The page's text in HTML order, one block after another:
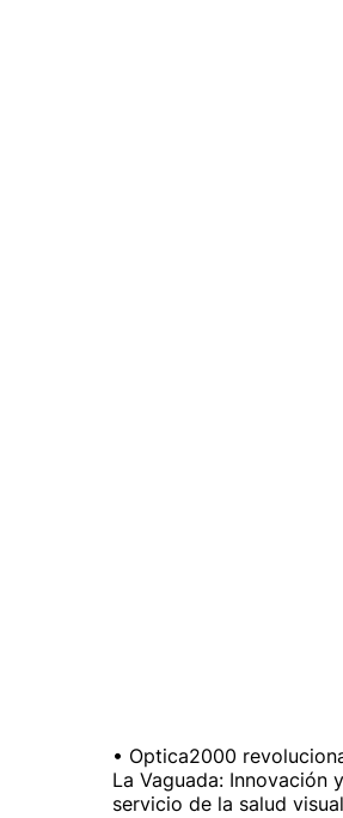
Optica2000
La Vaguada: Innovación
servicio de la salud visual